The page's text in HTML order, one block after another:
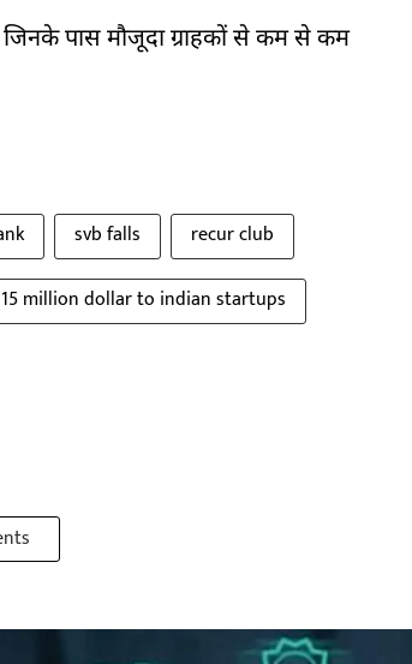
पास मौजूदा ग्राहकों से कम से कम
svb falls
recur club
15 million dollar to indian startups